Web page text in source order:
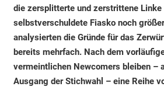
die zersplitterte und zerstrittene
selbstverschuldete Fiasko noch
analysierten die Gründe für das
bereits mehrfach. Nach dem
vermeintlichen Newcomers bleiben –
Ausgang der Stichwahl – eine Reihe